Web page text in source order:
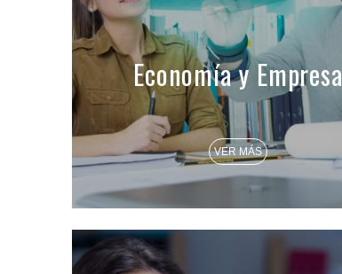
Economía y Empresa
VER MÁS